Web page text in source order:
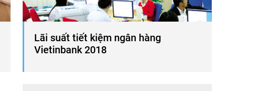
Lãi suất tiết kiệm ngân hàng
Vietinbank 2018